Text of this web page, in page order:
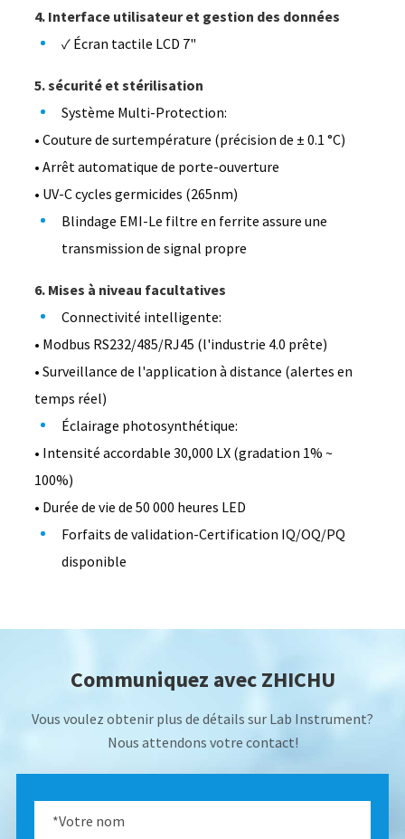
4. Interface utilisateur et gestion des données
✓ Écran tactile LCD 7"
5. sécurité et stérilisation
Système Multi-Protection:
• Couture de surtempérature (précision de ± 0.1 °C)
• Arrêt automatique de porte-ouverture
• UV-C cycles germicides (265nm)
Blindage EMI-Le filtre en ferrite assure une
transmission de signal propre
6. Mises à niveau facultatives
Connectivité intelligente:
• Modbus RS232/485/RJ45 (l'industrie 4.0 prête)
• Surveillance de l'application à distance (alertes en
temps réel)
Éclairage photosynthétique:
• Intensité accordable 30,000 LX (gradation 1% ~
100%)
• Durée de vie de 50 000 heures LED
Forfaits de validation-Certification IQ/OQ/PQ
disponible
Communiquez avec ZHICHU
Vous voulez obtenir plus de détails sur Lab Instrument?
Nous attendons votre contact!